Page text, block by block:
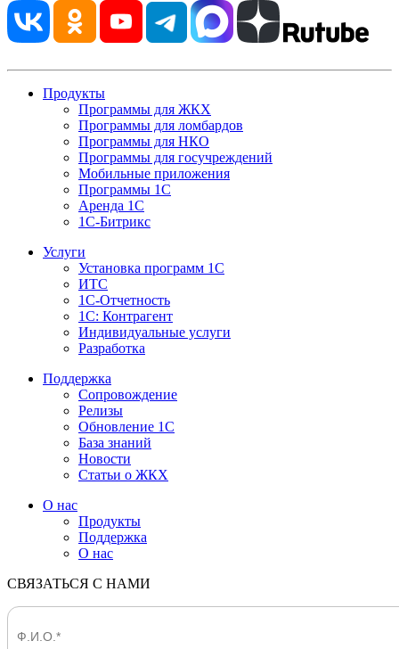
Продукты
Программы для ЖКХ
Программы для ломбардов
Программы для НКО
Программы для госучреждений
Мобильные приложения
Программы 1С
Аренда 1С
1С-Битрикс
Услуги
Установка программ 1С
ИТС
1С-Отчетность
1С: Контрагент
Индивидуальные услуги
Разработка
Поддержка
Сопровождение
Релизы
Обновление 1С
База знаний
Новости
Статьи о ЖКХ
О нас
Продукты
Поддержка
О нас
СВЯЗАТЬСЯ С НАМИ